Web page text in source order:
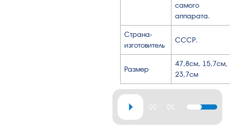
самого
аппарата.
Страна-
изготовитель
СССР.
Размер
47,8см, 15,7см,
23,7см
Аудиоплеер
00:0000:37
клавиши